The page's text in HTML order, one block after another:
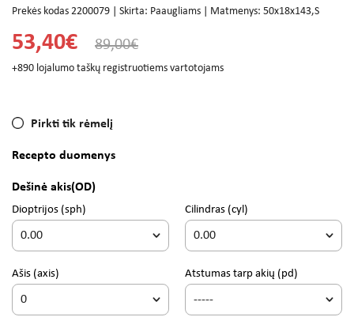
Prekės kodas 2200079 | Skirta: Paaugliams | Matmenys: 50x18x143,S
53,40€ 89,00€
+890 lojalumo taškų registruotiems vartotojams
Pirkti tik rėmelį
Recepto duomenys
Dešinė akis(OD)
Dioptrijos (sph) Cilindras (cyl)
Ašis (axis) Atstumas tarp akių (pd)